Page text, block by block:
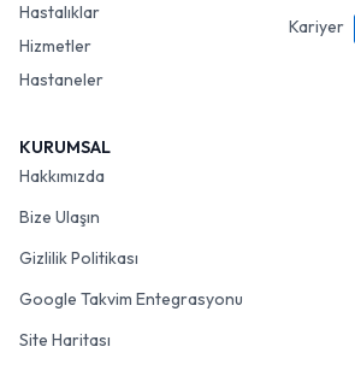
Hastalıklar
Hizmetler
Hastaneler
Kariyer
KURUMSAL
Hakkımızda
Bize Ulaşın
Gizlilik Politikası
Google Takvim Entegrasyonu
Site Haritası